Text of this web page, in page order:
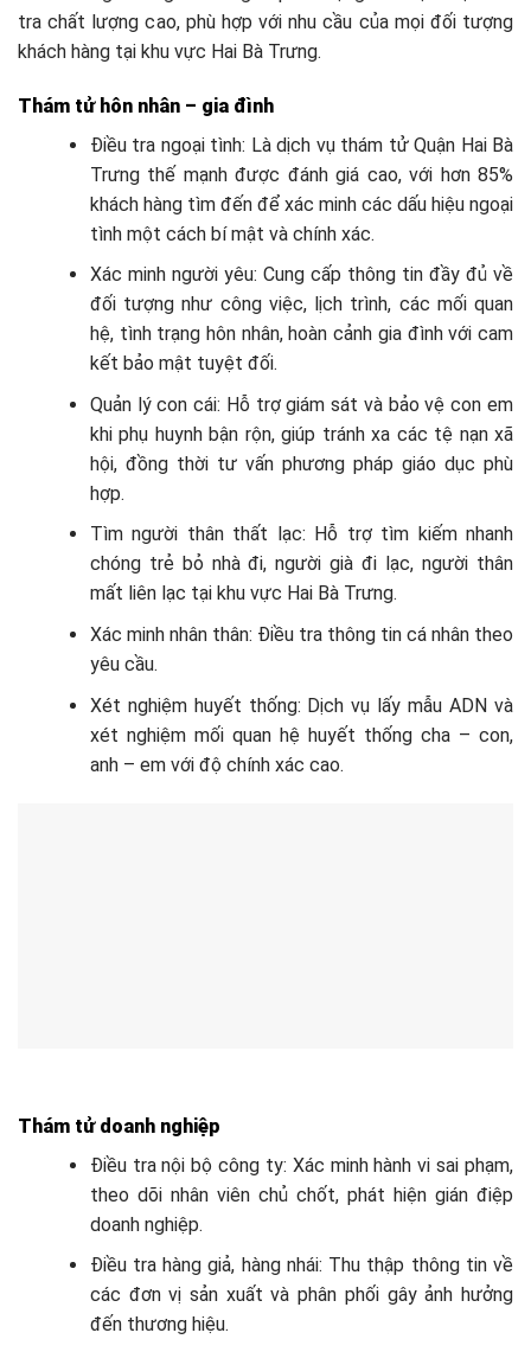
tra chất lượng cao, phù hợp với nhu cầu của mọi đối tượng
khách hàng tại khu vực Hai Bà Trưng.
Thám tử hôn nhân – gia đình
Điều tra ngoại tình: Là dịch vụ thám tử Quận Hai Bà
Trưng thế mạnh được đánh giá cao, với hơn 85%
khách hàng tìm đến để xác minh các dấu hiệu ngoại
tình một cách bí mật và chính xác.
Xác minh người yêu: Cung cấp thông tin đầy đủ về
đối tượng như công việc, lịch trình, các mối quan
hệ, tình trạng hôn nhân, hoàn cảnh gia đình với cam
kết bảo mật tuyệt đối.
Quản lý con cái: Hỗ trợ giám sát và bảo vệ con em
khi phụ huynh bận rộn, giúp tránh xa các tệ nạn xã
hội, đồng thời tư vấn phương pháp giáo dục phù
hợp.
Tìm người thân thất lạc: Hỗ trợ tìm kiếm nhanh
chóng trẻ bỏ nhà đi, người già đi lạc, người thân
mất liên lạc tại khu vực Hai Bà Trưng.
Xác minh nhân thân: Điều tra thông tin cá nhân theo
yêu cầu.
Xét nghiệm huyết thống: Dịch vụ lấy mẫu ADN và
xét nghiệm mối quan hệ huyết thống cha – con,
anh – em với độ chính xác cao.
Thám tử doanh nghiệp
Điều tra nội bộ công ty: Xác minh hành vi sai phạm,
theo dõi nhân viên chủ chốt, phát hiện gián điệp
doanh nghiệp.
Điều tra hàng giả, hàng nhái: Thu thập thông tin về
các đơn vị sản xuất và phân phối gây ảnh hưởng
đến thương hiệu.